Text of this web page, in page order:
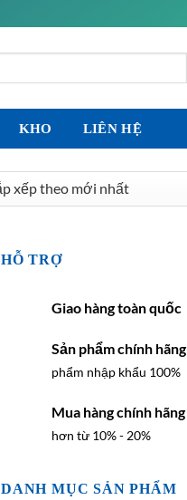
KHO LIÊN HỆ
HỖ TRỢ
Giao hàng toàn quốc
Sản phẩm chính hãng
phẩm nhập khẩu 100%
Mua hàng chính hãng
hơn từ 10% - 20%
DANH MỤC SẢN PHẨM